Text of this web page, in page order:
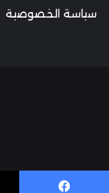
سياسة الخصوصية